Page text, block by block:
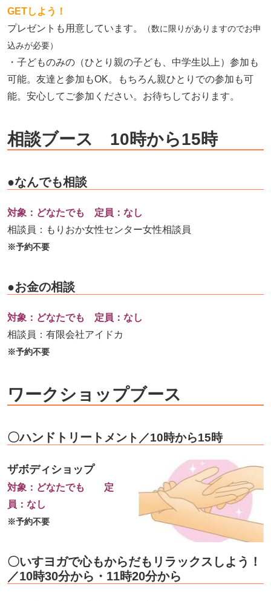
GETしよう！
プレゼントも用意しています。
（数に限りがありますのでお申
込みが必要）
・子どものみの（ひとり親の子ども、中学生以上）参加も
可能。友達と参加もOK。もちろん親ひとりでの参加も可
能。安心してご参加ください。お待ちしております。
相談ブース 10時から15時
●なんでも相談
対象：どなたでも 定員：なし
相談員：もりおか女性センター女性相談員
※予約不要
●お金の相談
対象：どなたでも 定員：なし
相談員：有限会社アイドカ
※予約不要
ワークショップブース
〇ハンドトリート メント／10時から15時
ザボディショップ
対象：どなたでも 定
員：なし
※予約不要
〇いすヨガで心もからだもリラックスしよう！
／10時30分から・11時20分から